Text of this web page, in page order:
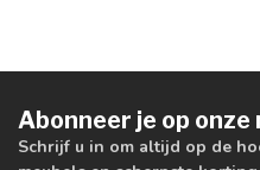
Abonneer je op
Schrijf u in om altijd op de